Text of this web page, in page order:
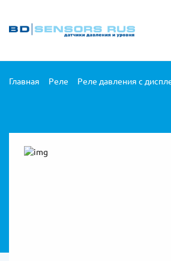
Главная Реле Реле давления с